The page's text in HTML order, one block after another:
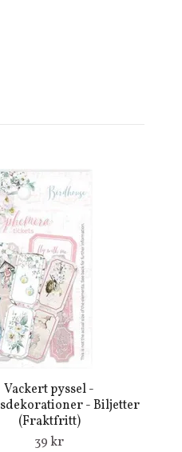
Vackert pyssel -
- Biljetter
(Fraktfritt)
39 kr